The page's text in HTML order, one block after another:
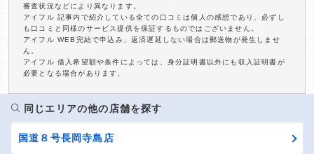
審査状況などにより異なります。
アイフル 記事内で紹介している全ての口コミは個人の感想であり、必ずし
も口コミと同様のサービス提供を保証するものではございません。
アイフル WEB完結で申込み、返済遅延しない場合は郵送物が発生しませ
ん。
アイフル 借入希望額や条件によっては、身分証明書以外にも収入証明書が
必要となる場合があります。
同じエリアの他の店舗を探す
国道８号長岡寺島店